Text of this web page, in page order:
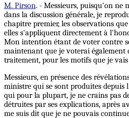
M. Pirson. - Messieurs, puisqu'on ne
dans la discussion générale, je
chapitre premier, les observations
elles s'appliquent directement à
Mon intention étant de voter contre
maintenant que je voterai également
traitement, pour les motifs que je vais
Messieurs, en présence des
ministre qui se sont produites depuis
qui pour la plupart, je ne crains pas
détruites par ses explications, après
me suis dit que je ne pouvais